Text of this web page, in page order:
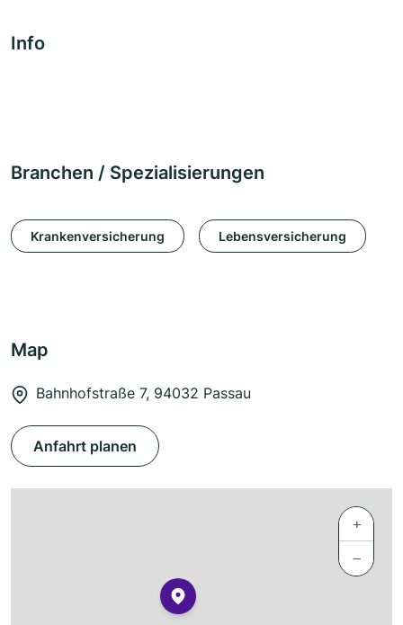
Info
Branchen / Spezialisierungen
Krankenversicherung Lebensversicherung
Map
Bahnhofstraße 7, 94032 Passau
Anfahrt planen
+
−